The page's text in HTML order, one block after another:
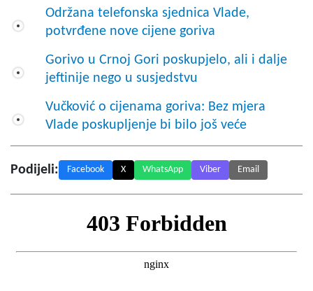
Održana telefonska sjednica Vlade,
potvrđene nove cijene goriva
Gorivo u Crnoj Gori poskupjelo, ali i dalje
jeftinije nego u susjedstvu
Vučković o cijenama goriva: Bez mjera
Vlade poskupljenje bi bilo još veće
Podijeli: Facebook X WhatsApp Viber Email